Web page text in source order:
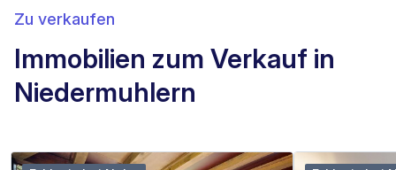
Zu verkaufen
Immobilien zum Verkauf in
Niedermuhlern